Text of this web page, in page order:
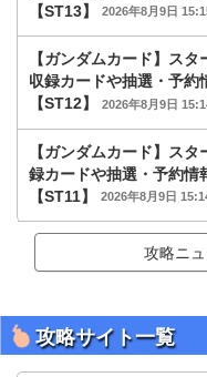
【ST13】
2026年8月9日
【ガンダムカード】ス
収録カードや抽選・予約
【ST12】
2026年8月9日
【ガンダムカード】ス
録カードや抽選・予約情
【ST11】
2026年8月9日
攻略ニ
攻略サイト一覧